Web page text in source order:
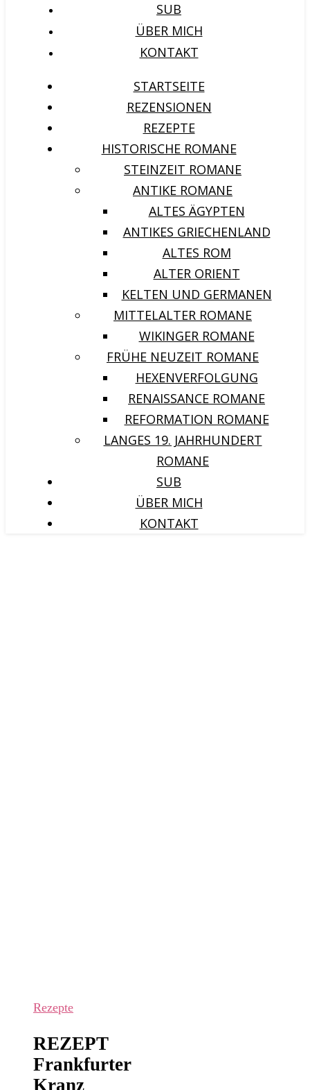
SUB
ÜBER MICH
KONTAKT
STARTSEITE
REZENSIONEN
REZEPTE
HISTORISCHE ROMANE
STEINZEIT ROMANE
ANTIKE ROMANE
ALTES ÄGYPTEN
ANTIKES GRIECHENLAND
ALTES ROM
ALTER ORIENT
KELTEN UND GERMANEN
MITTELALTER ROMANE
WIKINGER ROMANE
FRÜHE NEUZEIT ROMANE
HEXENVERFOLGUNG
RENAISSANCE ROMANE
REFORMATION ROMANE
LANGES 19. JAHRHUNDERT
ROMANE
SUB
ÜBER MICH
KONTAKT
Rezepte
REZEPT
Frankfurter
Kranz